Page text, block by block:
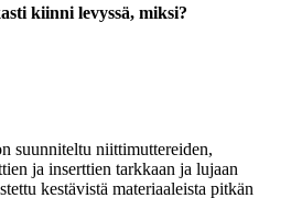
kiinni levyssä, miksi?
suunniteltu niittimuttereiden,
ja inserttien tarkkaan ja lujaan
kestävistä materiaaleista pitkän